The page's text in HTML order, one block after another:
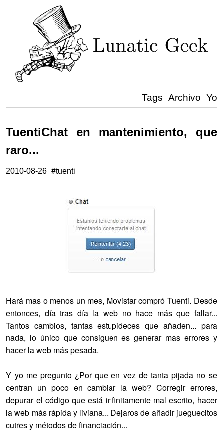
Tags Archivo Yo
TuentiChat en mantenimiento, que
raro...
2010-08-26 #tuenti
Hará mas o menos un mes, Movistar compró Tuenti. Desde
entonces, día tras día la web no hace más que fallar...
Tantos cambios, tantas estupideces que añaden... para
nada, lo único que consiguen es generar mas errores y
hacer la web más pesada.
Y yo me pregunto ¿Por que en vez de tanta pijada no se
centran un poco en cambiar la web? Corregir errores,
depurar el código que está infinitamente mal escrito, hacer
la web más rápida y liviana... Dejaros de añadir jueguecitos
cutres y métodos de financiación...